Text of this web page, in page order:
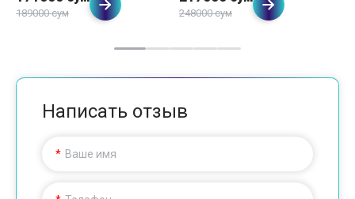
189000 сум 248000 сум
Написать отзыв
Ваше имя